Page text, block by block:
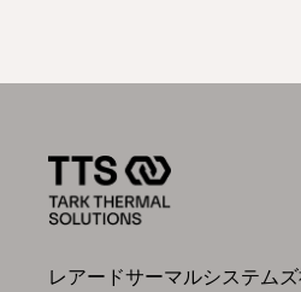
レアードサーマルシステム